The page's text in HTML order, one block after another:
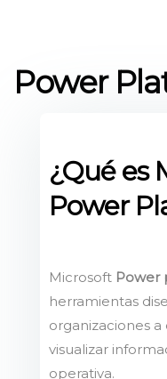
Power
¿Qué es
Power
Microsoft Power
herramientas
organizaciones a
visualizar
operativa.